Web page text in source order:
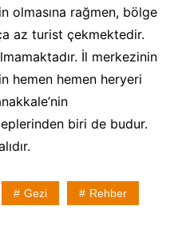
olmasına rağmen, bölge
az turist çekmektedir.
İl merkezinin
hemen hemen heryeri
biri de budur.
Gezi Rehber